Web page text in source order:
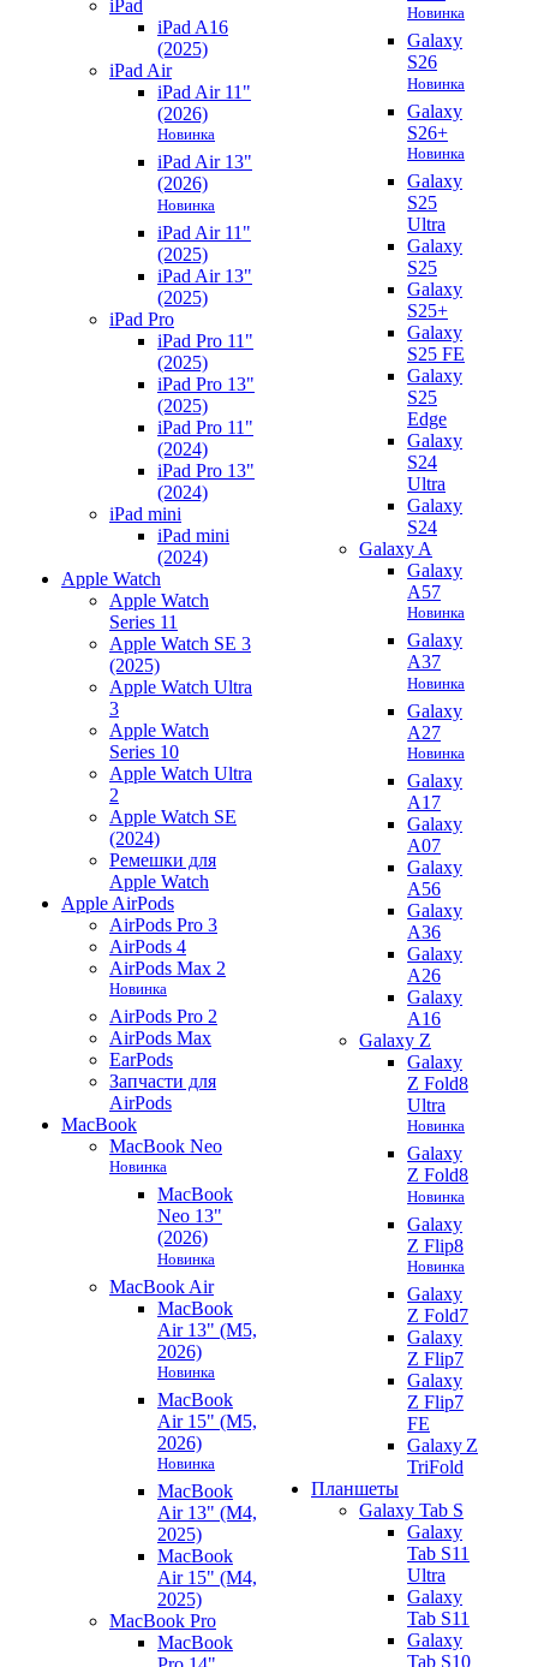
iPad
iPad A16
(2025)
iPad Air
iPad Air 11"
(2026)
Новинка
iPad Air 13"
(2026)
Новинка
iPad Air 11"
(2025)
iPad Air 13"
(2025)
iPad Pro
iPad Pro 11"
(2025)
iPad Pro 13"
(2025)
iPad Pro 11"
(2024)
iPad Pro 13"
(2024)
iPad mini
iPad mini
(2024)
Apple Watch
Apple Watch
Series 11
Apple Watch SE 3
(2025)
Apple Watch Ultra
3
Apple Watch
Series 10
Apple Watch Ultra
2
Apple Watch SE
(2024)
Ремешки для
Apple Watch
Apple AirPods
AirPods Pro 3
AirPods 4
AirPods Max 2
Новинка
AirPods Pro 2
AirPods Max
EarPods
Запчасти для
AirPods
MacBook
MacBook Neo
Новинка
MacBook
Neo 13"
(2026)
Новинка
MacBook Air
MacBook
Air 13" (M5,
2026)
Новинка
MacBook
Air 15" (M5,
2026)
Новинка
MacBook
Air 13" (M4,
2025)
MacBook
Air 15" (M4,
2025)
MacBook Pro
MacBook
Новинка
Galaxy
S26
Новинка
Galaxy
S26+
Новинка
Galaxy
S25
Ultra
Galaxy
S25
Galaxy
S25+
Galaxy
S25 FE
Galaxy
S25
Edge
Galaxy
S24
Ultra
Galaxy
S24
Galaxy A
Galaxy
A57
Новинка
Galaxy
A37
Новинка
Galaxy
A27
Новинка
Galaxy
A17
Galaxy
A07
Galaxy
A56
Galaxy
A36
Galaxy
A26
Galaxy
A16
Galaxy Z
Galaxy
Z Fold8
Ultra
Новинка
Galaxy
Z Fold8
Новинка
Galaxy
Z Flip8
Новинка
Galaxy
Z Fold7
Galaxy
Z Flip7
Galaxy
Z Flip7
FE
Galaxy Z
TriFold
Планшеты
Galaxy Tab S
Galaxy
Tab S11
Ultra
Galaxy
Tab S11
Galaxy
Tab S10